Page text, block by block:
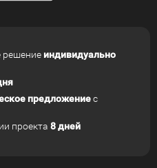
решение индивидуально
предложениес
проекта 8 дней